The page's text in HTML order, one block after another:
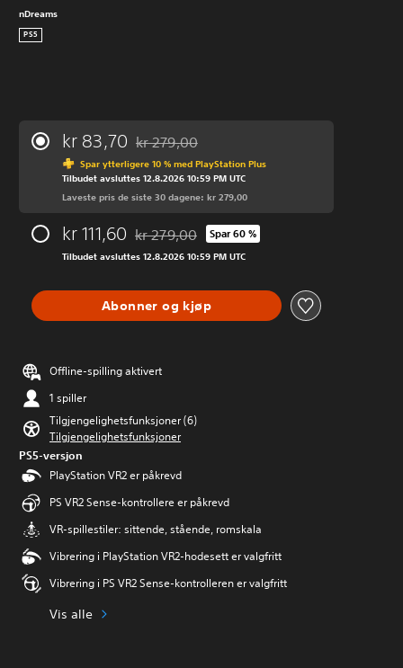
nDreams
PS5
kr 83,70 Nedsatt fra opprinnelig pris på kr 279,00
kr 279,00
Spar ytterligere 10 % med PlayStation Plus
Tilbudet avsluttes 12.8.2026 10:59 PM UTC
Laveste pris de siste 30 dagene: kr 279,00
kr 111,60 Nedsatt fra opprinnelig pris på kr 279,00
kr 279,00 Spar 60 %
Tilbudet avsluttes 12.8.2026 10:59 PM UTC
Abonner og kjøp
Offline-spilling aktivert
1 spiller
Tilgjengelighetsfunksjoner (6)
Tilgjengelighetsfunksjoner
PS5-versjon
PlayStation VR2 er påkrevd
PS VR2 Sense-kontrollere er påkrevd
VR-spillestiler: sittende, stående, romskala
Vibrering i PlayStation VR2-hodesett er valgfritt
Vibrering i PS VR2 Sense-kontrolleren er valgfritt
Vis alle